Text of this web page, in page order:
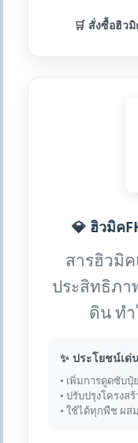
🛒 สั่งซื้อฮิวมิ
💎 ฮิวมิค
สารฮิวมิ
ประสิทธิภา
ดิน ท
✨ ประโยชน์เด่
• เพิ่มการดูดซับปุ๋
• ปรับปรุงโครงส
• ใช้ได้ทุกพืช ผ